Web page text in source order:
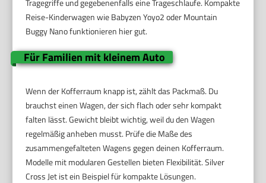
Tragegriffe und gegebenenfalls eine Trageschlaufe. Kompakte
Reise-Kinderwagen wie Babyzen Yoyo2 oder Mountain
Buggy Nano funktionieren hier gut.
Für Familien mit kleinem Auto
Wenn der Kofferraum knapp ist, zählt das Packmaß. Du
brauchst einen Wagen, der sich flach oder sehr kompakt
falten lässt. Gewicht bleibt wichtig, weil du den Wagen
regelmäßig anheben musst. Prüfe die Maße des
zusammengefalteten Wagens gegen deinen Kofferraum.
Modelle mit modularen Gestellen bieten Flexibilität. Silver
Cross Jet ist ein Beispiel für kompakte Lösungen.